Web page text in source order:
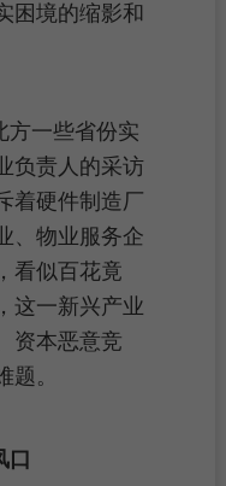
困境的缩影和
方一些省份实
负责人的采访
着硬件制造厂
物业服务企
看似百花竟
这一新兴产业
资本恶意竞
。
口